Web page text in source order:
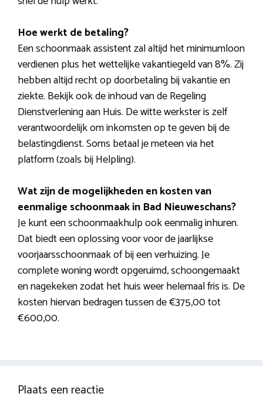
Hoe werkt de betaling?
Een schoonmaak assistent zal altijd het minimumloon
verdienen plus het wettelijke vakantiegeld van 8%. Zij
hebben altijd recht op doorbetaling bij vakantie en
ziekte. Bekijk ook de inhoud van de Regeling
Dienstverlening aan Huis. De witte werkster is zelf
verantwoordelijk om inkomsten op te geven bij de
belastingdienst. Soms betaal je meteen via het
platform (zoals bij Helpling).
Wat zijn de mogelijkheden en kosten van
eenmalige schoonmaak in Bad Nieuweschans?
Je kunt een schoonmaakhulp ook eenmalig inhuren.
Dat biedt een oplossing voor voor de jaarlijkse
voorjaarsschoonmaak of bij een verhuizing. Je
complete woning wordt opgeruimd, schoongemaakt
en nagekeken zodat het huis weer helemaal fris is. De
kosten hiervan bedragen tussen de €375,00 tot
€600,00.
Plaats een reactie